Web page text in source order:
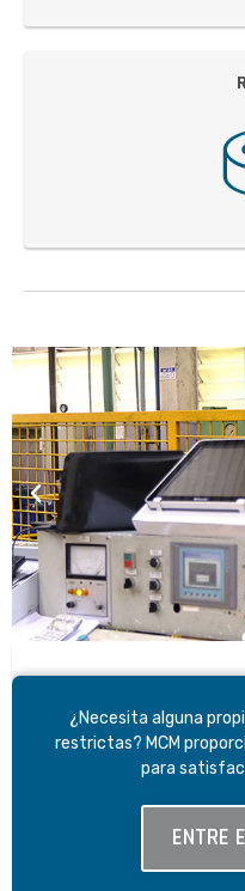
¿Necesita alguna
restrictas? MCM
para
ENTRE